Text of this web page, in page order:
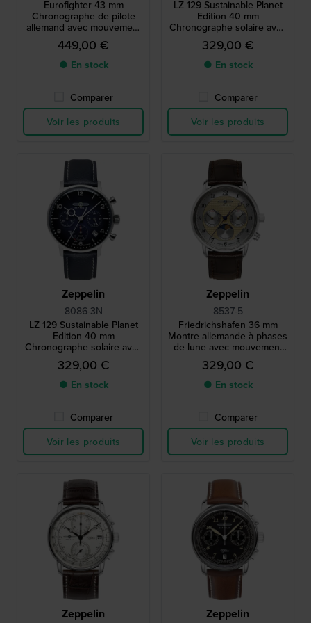
Eurofighter 43 mm
Chronographe de pilote
allemand avec mouvement
ETA et cadran luminescent
449,00 €
● En stock
Comparer
Voir les produits
LZ 129 Sustainable Planet
Edition 40 mm
Chronographe solaire avec
cadran en biopolymère et
bracelet en cuir vegan
329,00 €
● En stock
Comparer
Voir les produits
Zeppelin
8086-3N
LZ 129 Sustainable Planet
Edition 40 mm
Chronographe solaire avec
cadran en biopolymère et
bracelet en cuir vegan
329,00 €
● En stock
Comparer
Voir les produits
Zeppelin
8537-5
Friedrichshafen 36 mm
Montre allemande à phases
de lune avec mouvement
suisse et cadran "Clus de
Paris".
329,00 €
● En stock
Comparer
Voir les produits
Zeppelin Zeppelin